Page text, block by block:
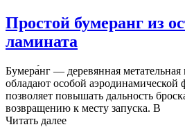
Простой бумеранг из
ламината
Бумера́нг — деревянная
обладают особой аэродинамической
позволяет повышать дальность
возвращению к месту запуска. В
Читать далее